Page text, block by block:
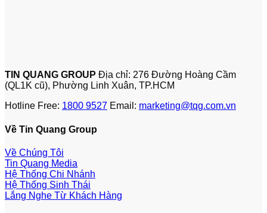
TIN QUANG GROUP Địa chỉ: 276 Đường Hoàng Cầm
(QL1K cũ), Phường Linh Xuân, TP.HCM
Hotline Free: 1800 9527 Email: marketing@tqg.com.vn
Về Tin Quang Group
Về Chúng Tôi
Tin Quang Media
Hệ Thống Chi Nhánh
Hệ Thống Sinh Thái
Lắng Nghe Từ Khách Hàng